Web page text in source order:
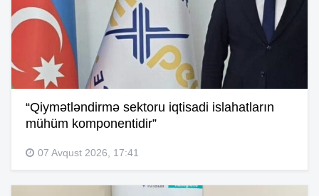
“Qiymətləndirmə sektoru iqtisadi islahatların
mühüm komponentidir”
07 Avqust 2026, 17:41